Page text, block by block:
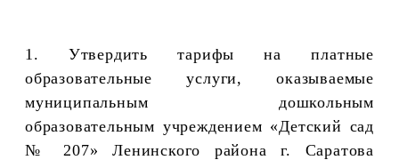
1. Утвердить тарифы на платные
образовательные услуги, оказываемые
муниципальным дошкольным
образовательным учреждением «Детский сад
№ 207» Ленинского района г. Саратова